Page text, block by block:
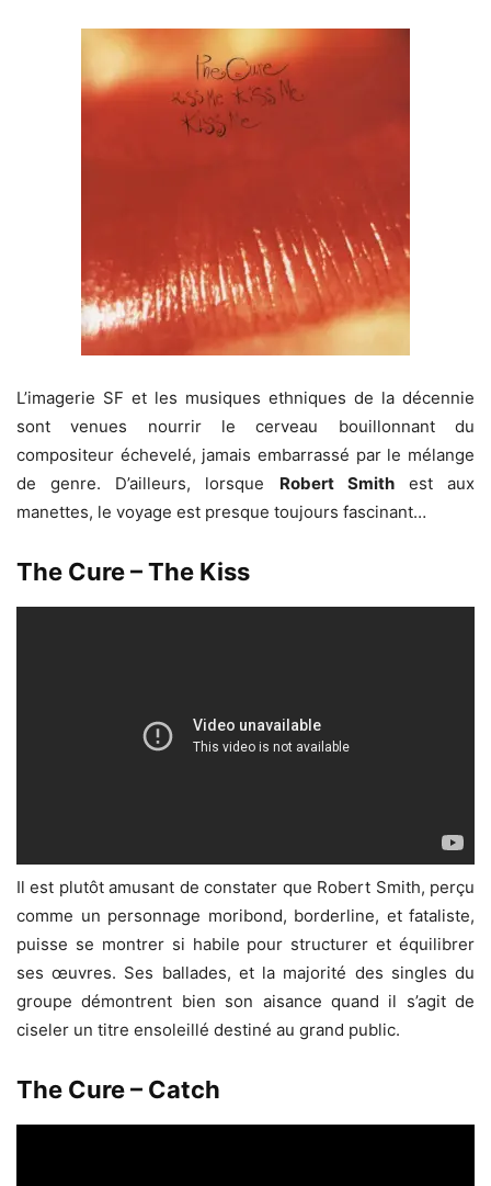
L’imagerie SF et les musiques ethniques de la décennie
sont venues nourrir le cerveau bouillonnant du
compositeur échevelé, jamais embarrassé par le mélange
de genre. D’ailleurs, lorsque Robert Smithest aux
manettes, le voyage est presque toujours fascinant…
The Cure – The Kiss
Il est plutôt amusant de constater que Robert Smith, perçu
comme un personnage moribond, borderline, et fataliste,
puisse se montrer si habile pour structurer et équilibrer
ses œuvres. Ses ballades, et la majorité des singles du
groupe démontrent bien son aisance quand il s’agit de
ciseler un titre ensoleillé destiné au grand public.
The Cure – Catch